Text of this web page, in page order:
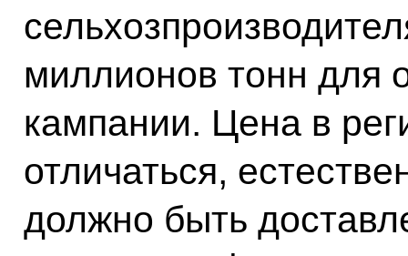
миллионов тонн для
кампании. Цена в
отличаться,
должно быть